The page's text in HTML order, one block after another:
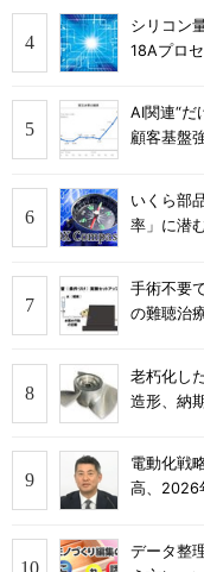
シリコン
18Aプロ
AI関連“だ
顧客基盤
いくら部
率」に潜
手術不要
の難聴治
老朽化し
造形、納
電動化戦
高、2026
データ整